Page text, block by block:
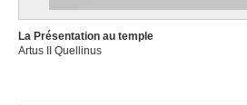
La Présentation au temple
Artus II Quellinus